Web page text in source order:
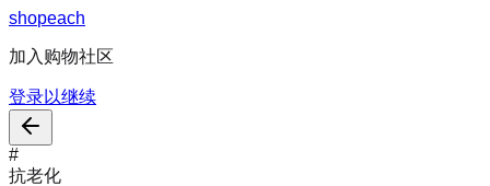
shopeach
加入购物社区
登录以继续
#
抗老化